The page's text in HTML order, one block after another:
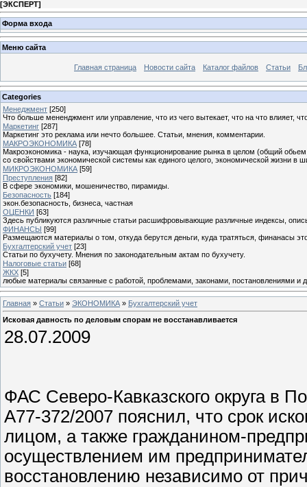
[ЭКСПЕРТ]
Форма входа
Меню сайта
Главная страница Новости сайта Каталог файлов Статьи
Categories
Менеджмент [250]
Что больше мененджмент или управление, что из чего вытекает, что на что влияет,
Маркетинг [287]
Маркетинг это реклама или нечто большее. Статьи, мнения, комментарии.
МАКРОЭКОНОМИКА [78]
Макроэкономика - наука, изучающая функционирование рынка в целом (общий
со свойствами экономической системы как единого целого, экономической жизни в
МИКРОЭКОНОМИКА [59]
Преступления [82]
В сфере экономики, мошеничество, пирамиды.
Безопасность [184]
экон.безопасность, бизнеса, частная
ОЦЕНКИ [63]
Здесь публикуются различные статьи расшифровывающие различные индексы,
ФИНАНСЫ [99]
Размещаются материалы о том, откуда берутся деньги, куда тратяться, финанасы
Бухгалтерский учет [23]
Статьи по бухучету. Мнения по законодательным актам по бухучету.
Налоговые статьи [68]
ЖКХ [5]
любые материалы связанные с работой, проблемами, законами, постановлениями и
Главная » Статьи » ЭКОНОМИКА » Бухгалтерский учет
Исковая давность по деловым спорам не восстанавливается
28.07.2009
ФАС Северо-Кавказского округа в
А77-372/2007 пояснил, что срок
лицом, а также гражданином-
осуществлением им
восстановлению независимо от